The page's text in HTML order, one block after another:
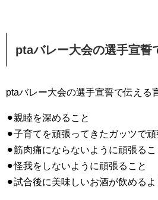
ptaバレー大会の選手宣誓
ptaバレー大会の選手宣誓で伝える
⚫︎親睦を深めること
⚫︎子育てを頑張ってきたガッツで頑
⚫︎筋肉痛にならないように頑張るこ
⚫︎怪我をしないように頑張ること
⚫︎試合後に美味しいお酒が飲める